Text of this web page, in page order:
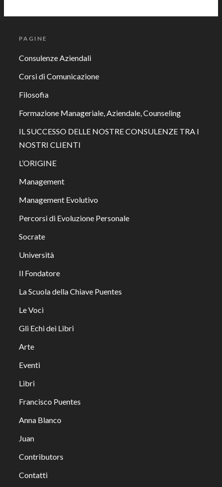
PAGINE
Consulenze Aziendali
Corsi di Comunicazione
Filosofia
Formazione Manageriale, Aziendale, Counseling
IL SUCCESSO DELLE NOSTRE CONSULENZE TRA I
NOSTRI CLIENTI
L’ORIGINE
Management
Management Evolutivo
Percorsi di Evoluzione Personale
Socrate
Università
Il Fondatore
La Scuola della Chiave Puentes
Le Voci
Gli Echi dei Libri
Arte
Eventi
Libri
Francisco Puentes
Anna Blanco
Juan
Contributors
Contatti